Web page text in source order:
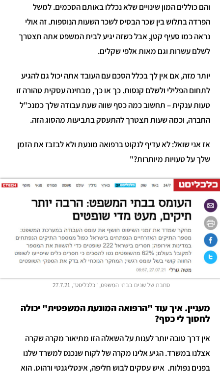
כוללים המון שינויים שלא נכללו באותם הסכמים. למשל
בתלוש בין שכר הבסיס לשכר השעות הנוספות. זה אולי
כמו סעיף קטן, אבל כשזה יגיע לבית המשפט אתה תצטרך
עשרות וגם מאות אלפי שקלים.
מזה, אם אין לך בכלל הסכם עם העובד אתה יכול גם להגיע
הפלילי ולשלם קנסות. כך או כך, מבחינה עסקית טהורה זו
ענקית – תחשוב כמה כסף שווה שעת עבודה שלך כמנכ"ל
וכמה שעות תצטרך להתעסק בתביעות מהסוג הזה.
אני שואל: לא עדיף לנקוט ברפואה מונעת ולא לבזבז את הזמן
על טעויות מיותרות?"
סחבת של שנים בבתי המשפט, "כלכליסט", 27.7.21
איך עוד "הרפואה המונעת המשפטית" יכולה
לי כסף?
דרך טובה יותר לענות על השאלה הזו מתיאור מקרה שקרה
במשרד. הגיע אלינו מקרה של לקוח שנכנס למשרד שלנו
נפולות. איש עסקים לבוש חליפה, אינטליגנטי ורהוט. הוא